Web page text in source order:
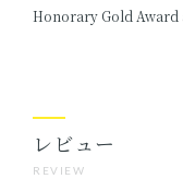
Honorary Gold Award
REVIEW
レビュー